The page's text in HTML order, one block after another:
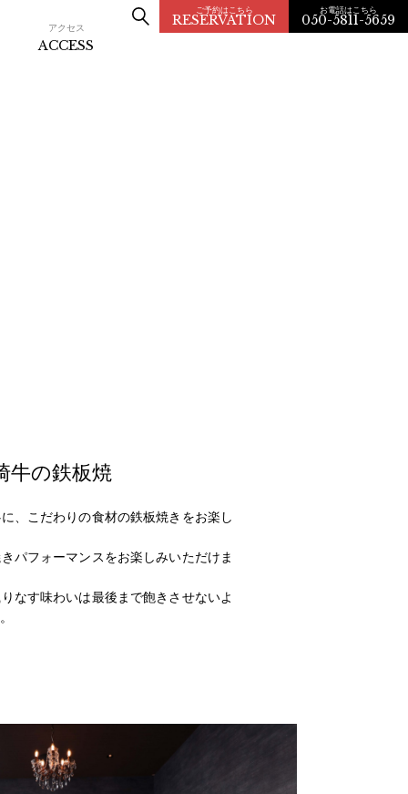
ご予約はこちら
RESERVATION
お電話はこちら
050-5811-5659
アクセス
ACCESS
牛の鉄板焼
、こだわりの食材の鉄板焼きをお楽し
パフォーマンスをお楽しみいただけま
なす味わいは最後まで飽きさせないよ